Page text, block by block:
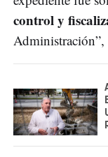
control y
Administración”,